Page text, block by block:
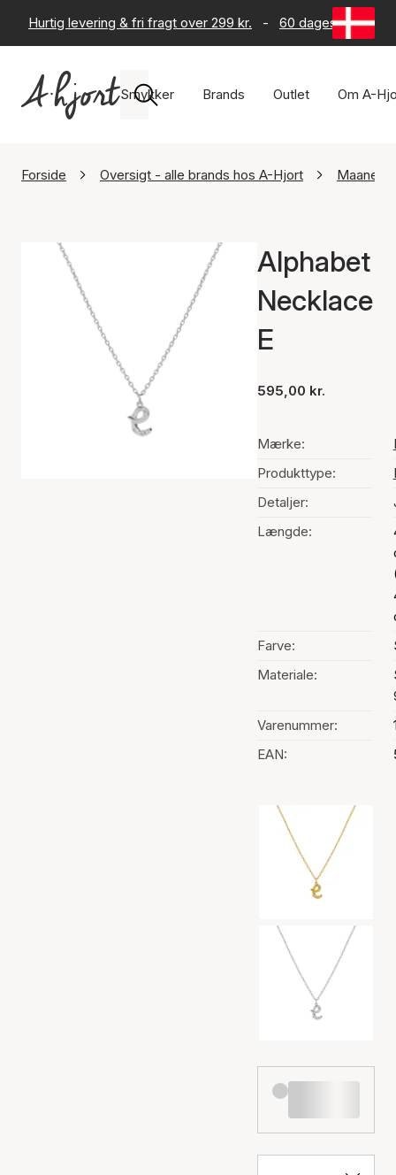
Hurtig levering & fri fragt over 299 kr. - 60 dages returret
Smykker Brands Outlet Om A-
Forside Oversigt - alle brands hos A-Hjort
Alphabet
Necklace
E
595,00 kr.
Mærke:
Produkttype:
Detaljer:
Længde:
Farve:
Materiale:
Varenummer:
EAN:
Valg af farve